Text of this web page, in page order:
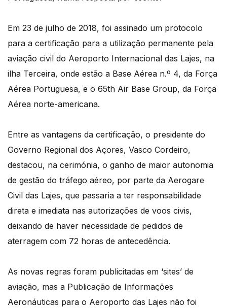
Em 23 de julho de 2018, foi assinado um protocolo
para a certificação para a utilização permanente pela
aviação civil do Aeroporto Internacional das Lajes, na
ilha Terceira, onde estão a Base Aérea n.º 4, da Força
Aérea Portuguesa, e o 65th Air Base Group, da Força
Aérea norte-americana.
Entre as vantagens da certificação, o presidente do
Governo Regional dos Açores, Vasco Cordeiro,
destacou, na cerimónia, o ganho de maior autonomia
de gestão do tráfego aéreo, por parte da Aerogare
Civil das Lajes, que passaria a ter responsabilidade
direta e imediata nas autorizações de voos civis,
deixando de haver necessidade de pedidos de
aterragem com 72 horas de antecedência.
As novas regras foram publicitadas em ‘sites’ de
aviação, mas a Publicação de Informações
Aeronáuticas para o Aeroporto das Lajes não foi